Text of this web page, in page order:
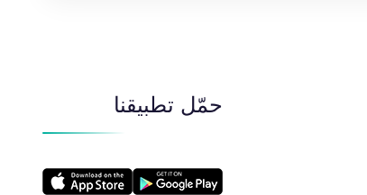
حمّل تطبيقنا